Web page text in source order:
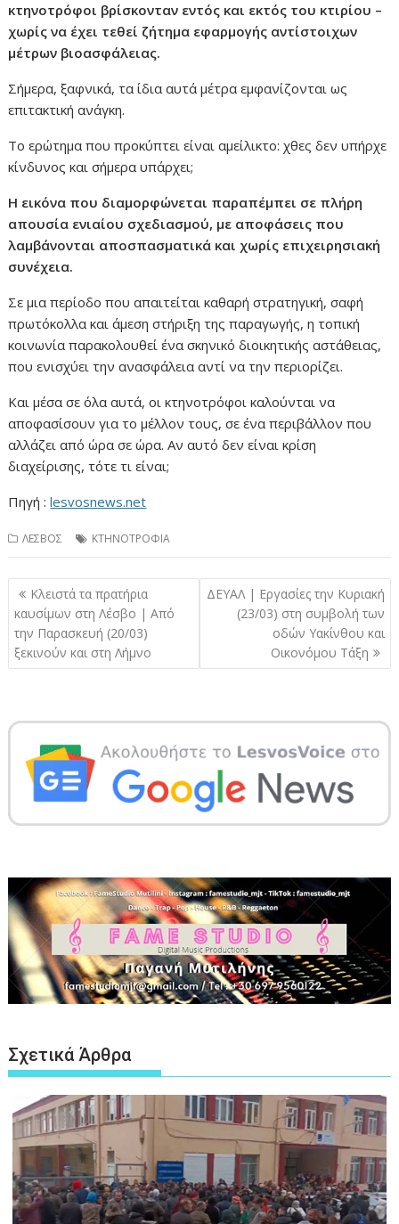
κτηνοτρόφοι βρίσκονταν εντός και εκτός του κτιρίου –
χωρίς να έχει τεθεί ζήτημα εφαρμογής αντίστοιχων
μέτρων βιοασφάλειας.
Σήμερα, ξαφνικά, τα ίδια αυτά μέτρα εμφανίζονται ως
επιτακτική ανάγκη.
Το ερώτημα που προκύπτει είναι αμείλικτο: χθες δεν υπήρχε
κίνδυνος και σήμερα υπάρχει;
Η εικόνα που διαμορφώνεται παραπέμπει σε πλήρη
απουσία ενιαίου σχεδιασμού, με αποφάσεις που
λαμβάνονται αποσπασματικά και χωρίς επιχειρησιακή
συνέχεια.
Σε μια περίοδο που απαιτείται καθαρή στρατηγική, σαφή
πρωτόκολλα και άμεση στήριξη της παραγωγής, η τοπική
κοινωνία παρακολουθεί ένα σκηνικό διοικητικής αστάθειας,
που ενισχύει την ανασφάλεια αντί να την περιορίζει.
Και μέσα σε όλα αυτά, οι κτηνοτρόφοι καλούνται να
αποφασίσουν για το μέλλον τους, σε ένα περιβάλλον που
αλλάζει από ώρα σε ώρα. Αν αυτό δεν είναι κρίση
διαχείρισης, τότε τι είναι;
Πηγή :lesvosnews.net
ΛΕΣΒΟΣ ΚΤΗΝΟΤΡΟΦΙΑ
Πλοήγηση
άρθρων
Κλειστά τα πρατήρια
καυσίμων στη Λέσβο | Από
την Παρασκευή (20/03)
ξεκινούν και στη Λήμνο
ΔΕΥΑΛ | Εργασίες την Κυριακή
(23/03) στη συμβολή των
οδών Υακίνθου και
Οικονόμου Τάξη
Σχετικά Άρθρα